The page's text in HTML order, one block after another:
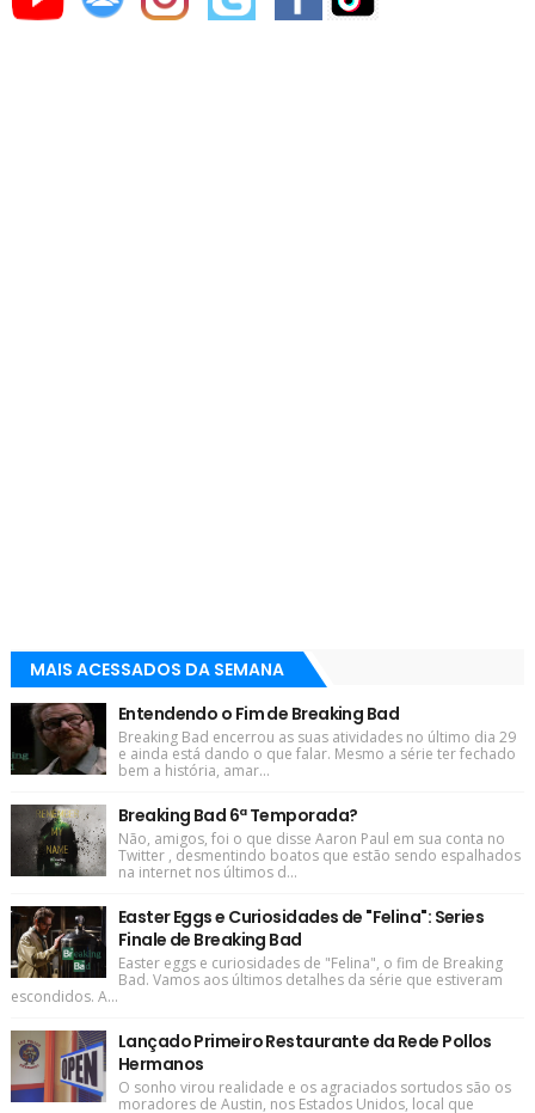
MAIS ACESSADOS DA SEMANA
Entendendo o Fim de Breaking Bad
Breaking Bad encerrou as suas atividades no último dia 29
e ainda está dando o que falar. Mesmo a série ter fechado
bem a história, amar...
Breaking Bad 6ª Temporada?
Não, amigos, foi o que disse Aaron Paul em sua conta no
Twitter , desmentindo boatos que estão sendo espalhados
na internet nos últimos d...
Easter Eggs e Curiosidades de "Felina": Series
Finale de Breaking Bad
Easter eggs e curiosidades de "Felina", o fim de Breaking
Bad. Vamos aos últimos detalhes da série que estiveram
escondidos. A...
Lançado Primeiro Restaurante da Rede Pollos
Hermanos
O sonho virou realidade e os agraciados sortudos são os
moradores de Austin, nos Estados Unidos, local que